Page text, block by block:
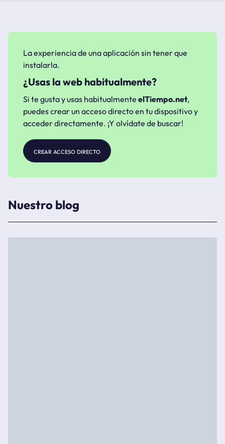
La experiencia de una aplicación sin tener que
instalarla.
¿Usas la web habitualmente?
Si te gusta y usas habitualmente elTiempo.net,
puedes crear un acceso directo en tu dispositivo y
acceder directamente. ¡Y olvídate de buscar!
crear acceso directo
Nuestro blog